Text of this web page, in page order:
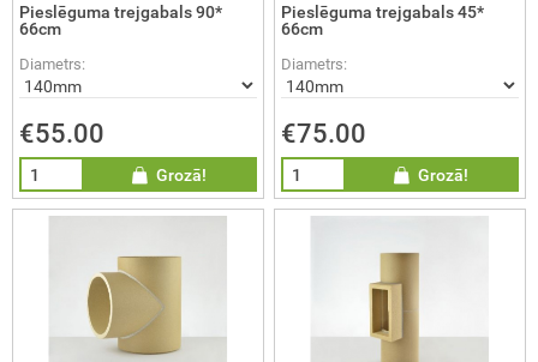
Pieslēguma trejgabals 90*
66cm
Diametrs:
€55.00
Grozā!
Pieslēguma trejgabals 45*
66cm
Diametrs:
€75.00
Grozā!